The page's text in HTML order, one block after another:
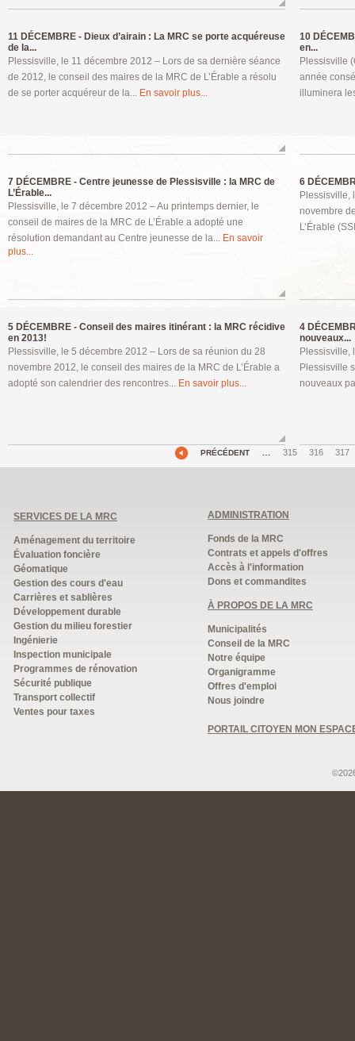
11 DÉCEMBRE - Dieux d’airain : La MRC se porte acquéreuse
de la...
Plessisville, le 11 décembre 2012 – Lors de sa dernière séance
de 2012, le conseil des maires de la MRC de L’Érable a résolu
de se porter acquéreur de la... En savoir plus...
10
en...
Plessisville
année
illuminera
7 DÉCEMBRE - Centre jeunesse de Plessisville : la MRC de
L’Érable...
Plessisville, le 7 décembre 2012 – Au printemps dernier, le
conseil de maires de la MRC de L’Érable a adopté une
résolution demandant au Centre jeunesse de la... En savoir
plus...
6
Plessisville,
novembre
L’Érable
5 DÉCEMBRE - Conseil des maires itinérant : la MRC récidive
en 2013!
Plessisville, le 5 décembre 2012 – Lors de sa réunion du 28
novembre 2012, le conseil des maires de la MRC de L’Érable a
adopté son calendrier des rencontres... En savoir plus...
4
nouveaux...
Plessisville,
Plessisville
nouveaux
PRÉCÉDENT … 315 316 317
SERVICES DE LA MRC
Aménagement du territoire
Évaluation foncière
Géomatique
Gestion des cours d'eau
Carrières et sablières
Développement durable
Gestion du milieu forestier
Ingénierie
Inspection municipale
Programmes de rénovation
Sécurité publique
Transport collectif
Ventes pour taxes
ADMINISTRATION
Fonds de la MRC
Contrats et appels d'offres
Accès à l'information
Dons et commandites
À PROPOS DE LA MRC
Municipalités
Conseil de la MRC
Notre équipe
Organigramme
Offres d'emploi
Nous joindre
PORTAIL CITOYEN MON